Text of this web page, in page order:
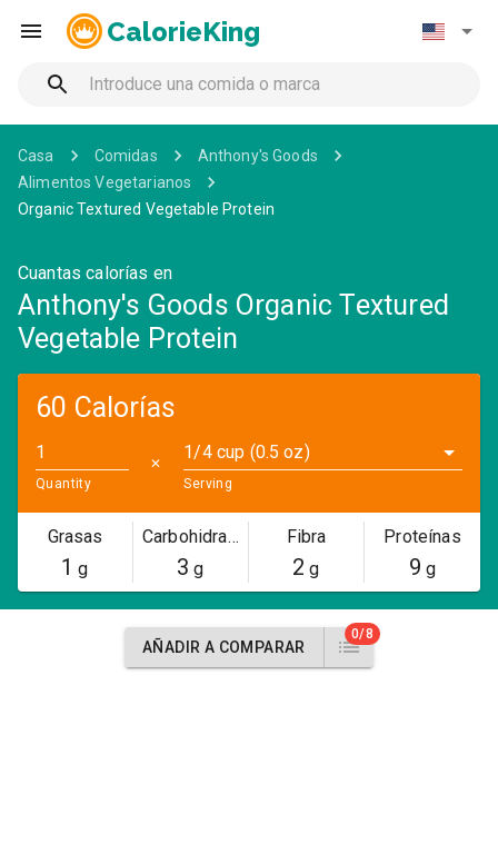
CalorieKing
Casa Comidas
Anthony's Goods
Alimentos Vegetarianos
Organic Textured Vegetable Protein
Cuantas calorías en
Anthony's Goods Organic Textured
Vegetable Protein
60 Calorías
Quantity
✕
1/4 cup (0.5 oz)
Serving
Grasas
1 g
Carbohidratos
3 g
Fibra
2 g
Proteínas
9 g
AÑADIR A COMPARAR
0/8